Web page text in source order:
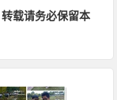
载请务必保留本